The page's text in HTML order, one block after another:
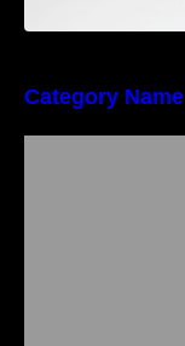
Category Name